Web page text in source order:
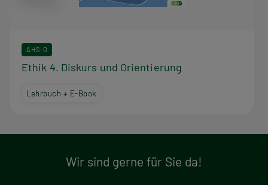
AHS-O
Ethik 4. Diskurs und Orientierung
Lehrbuch + E-Book
Wir sind gerne für Sie da!